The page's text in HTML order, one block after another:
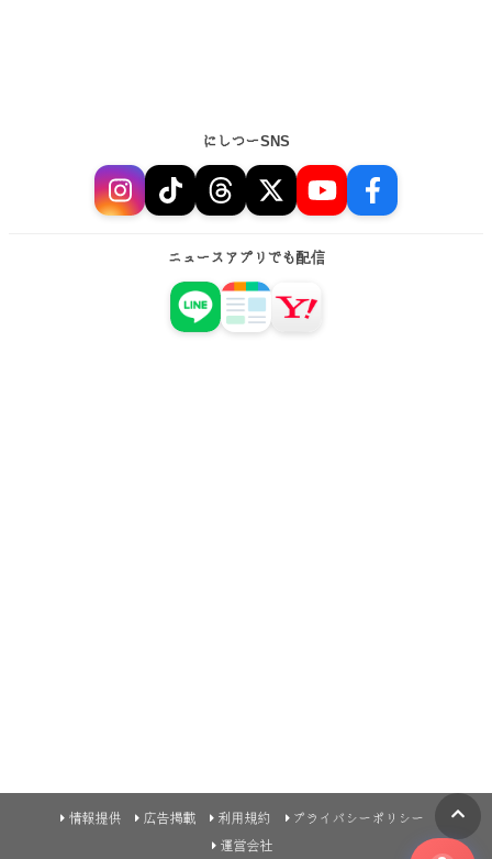
にしつーSNS
ニュースアプリでも配信
情報提供 広告掲載 利用規約
プライバシーポリシー
運営会社